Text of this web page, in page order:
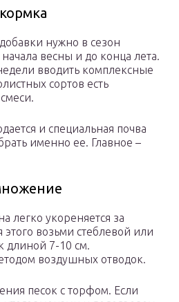
нужно в сезон
начала весны и до конца лета.
вводить комплексные
сортов есть
и специальная почва
именно ее. Главное –
легко укореняется за
возьми стеблевой или
длиной 7-10 см.
воздушных отводок.
песок с торфом. Если